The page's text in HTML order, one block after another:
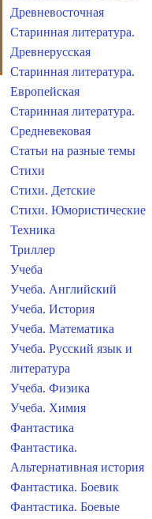
Древневосточная
Старинная литература.
Древнерусская
Старинная литература.
Европейская
Старинная литература.
Средневековая
Статьи на разные темы
Стихи
Стихи. Детские
Стихи. Юмористические
Техника
Триллер
Учеба
Учеба. Английский
Учеба. История
Учеба. Математика
Учеба. Русский язык и
литература
Учеба. Физика
Учеба. Химия
Фантастика
Фантастика.
Альтернативная история
Фантастика. Боевик
Фантастика. Боевые